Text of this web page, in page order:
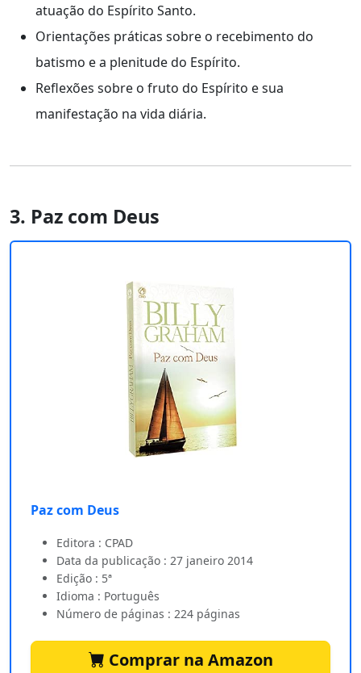
atuação do Espírito Santo.
Orientações práticas sobre o recebimento do
batismo e a plenitude do Espírito.
Reflexões sobre o fruto do Espírito e sua
manifestação na vida diária.
3. Paz com Deus
Paz com Deus
Editora : CPAD
Data da publicação : 27 janeiro 2014
Edição : 5ª
Idioma : Português
Número de páginas : 224 páginas
Comprar na Amazon